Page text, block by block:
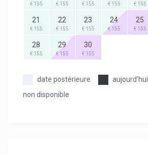
€ 155 € 155 € 155 € 155 € 155
21
€ 155
22
€ 155
23
€ 155
24
€ 155
25
€ 155
28
€ 155
29
€ 155
30
€ 155
date postérieure
aujourd’hui
non disponible